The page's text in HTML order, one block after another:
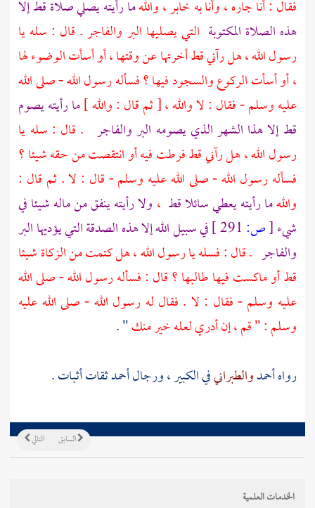
فقال : أنا جاره ، وأنا به خابر ، واللهما رأيته يصلي صلاة قط إلا
هذه الصلاة المكتوبة التي يصليها البر والفاجر . قال : سله يا
رسول الله ، هل رآني قط أخرتها عن وقتها ، أو أسأت الوضوء لها
، أو أسأت الركوع والسجود فيها ؟ فسأله رسول الله - صلى الله
عليه وسلم - فقال : لا والله ، [ ثم قال : والله ]ما رأيته يصوم
قط إلا هذا الشهر الذي يصومه البر والفاجر . قال : سله يا
رسول الله ، هل رآني قط فرطت فيه أو انتقصت من حقه شيئا ؟
فسأله رسول الله - صلى الله عليه وسلم - قال : لا . ثم قال :
واللهما رأيته يعطي سائلا قط ، ولا رأيته ينفق من ماله شيئا في
شيء[ص:
في سبيل الله إلا هذه الصدقة التي يؤديها البر
والفاجر . قال : فسله يا رسول الله ، هل كتمت من الزكاة شيئا
قط أو ماكست فيها طالبها ؟ قال : فسأله رسول الله - صلى الله
عليه وسلم - فقال : لا . فقال له رسول الله - صلى الله عليه
وسلم : " قم ، إن أدري لعله خير منك" .
رواهأحمدوالطبرانيفي الكبير ، ورجالأحمدثقات أثبات .
التالي السابق
الخدمات العلمية